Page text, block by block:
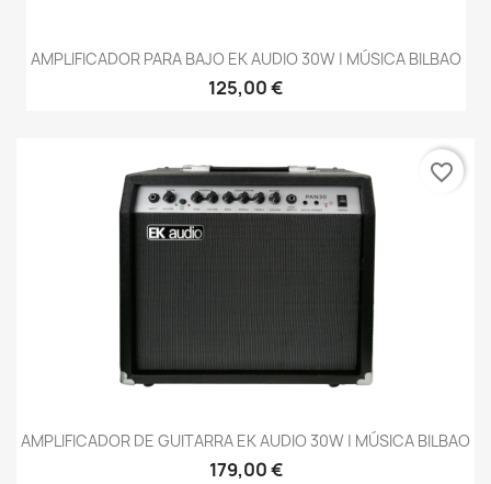
AMPLIFICADOR PARA BAJO EK AUDIO 30W | MÚSICA BILBAO
125,00 €
AMPLIFICADOR DE GUITARRA EK AUDIO 30W | MÚSICA BILBAO
179,00 €
favorite_border